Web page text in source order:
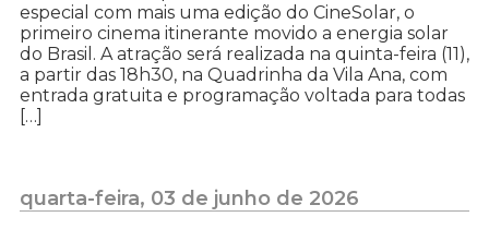
especial com mais uma edição do CineSolar, o
primeiro cinema itinerante movido a energia solar
do Brasil. A atração será realizada na quinta-feira (11),
a partir das 18h30, na Quadrinha da Vila Ana, com
entrada gratuita e programação voltada para todas
[…]
quarta-feira, 03 de junho de 2026